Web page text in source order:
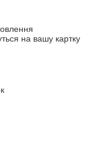
на вашу картку